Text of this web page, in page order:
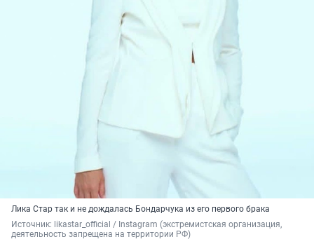
Лика Стар так и не дождалась Бондарчука из его первого брака
Источник: likastar_official / Instagram (экстремистская организация,
деятельность запрещена на территории РФ)